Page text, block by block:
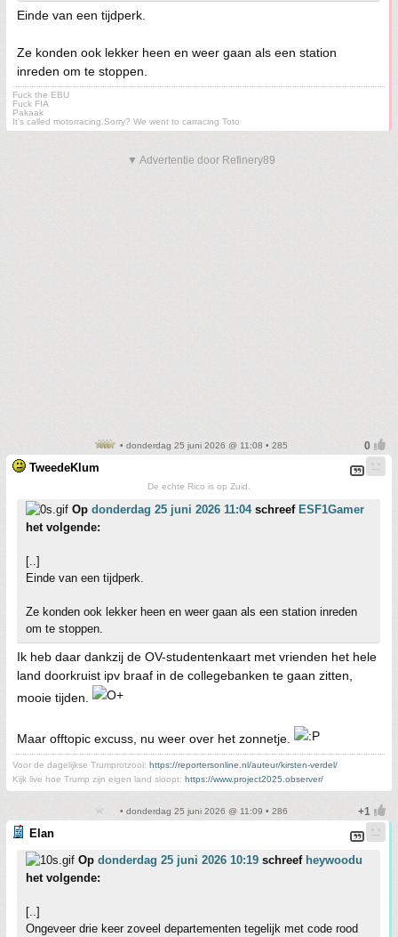
Einde van een tijdperk.
Ze konden ook lekker heen en weer gaan als een station
inreden om te stoppen.
Fuck the EBU
Fuck FIA
Pakaak
It's called motorracing.Sorry? We went to carracing Toto
▼ Advertentie door Refinery89
• donderdag 25 juni 2026 @ 11:08 • 285
TweedeKlum
De echte Rico is op Zuid.
Op donderdag 25 juni 2026 11:04schreef ESF1Gamer
het volgende:
[..]
Einde van een tijdperk.
Ze konden ook lekker heen en weer gaan als een station inreden
om te stoppen.
Ik heb daar dankzij de OV-studentenkaart met vrienden het hele
land doorkruist ipv braaf in de collegebanken te gaan zitten,
mooie tijden.
Maar offtopic excuss, nu weer over het zonnetje.
Voor de dagelijkse Trumprotzooi: https://reportersonline.nl/auteur/kirsten-verdel/
Kijk live hoe Trump zijn eigen land sloopt: https://www.project2025.observer/
• donderdag 25 juni 2026 @ 11:09 • 286
Elan
Op donderdag 25 juni 2026 10:19 schreef heywoodu
het volgende:
[..]
Ongeveer drie keer zoveel departementen tegelijk met code rood